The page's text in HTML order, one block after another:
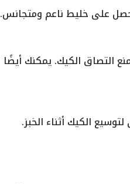
على خليط ناعم ومتجانس.
التصاق الكيك. يمكنك أيضًا
الكيك أثناء الخبز.